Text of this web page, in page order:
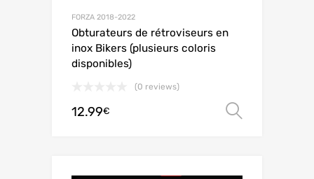
FORZA 2018-2022
Obturateurs de rétroviseurs en
inox Bikers (plusieurs coloris
disponibles)
(0 reviews)
12.99€